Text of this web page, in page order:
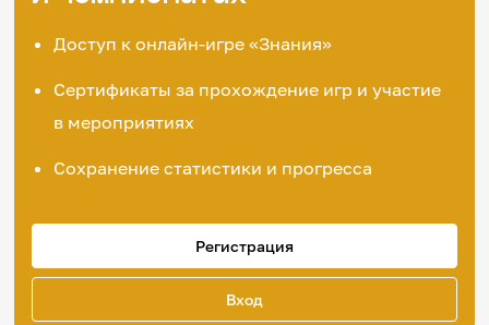
Доступ к онлайн-игре «Знания»
Сертификаты за прохождение игр и участие
в мероприятиях
Сохранение статистики и прогресса
Регистрация
Вход